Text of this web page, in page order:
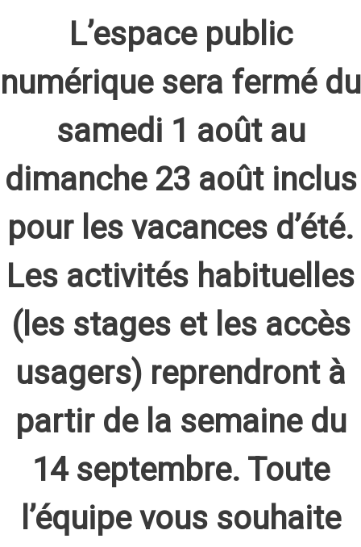
L’espace public
numérique sera fermé du
samedi 1 août au
dimanche 23 août inclus
pour les vacances d’été.
Les activités habituelles
(les stages et les accès
usagers) reprendront à
partir de la semaine du
14 septembre. Toute
l’équipe vous souhaite